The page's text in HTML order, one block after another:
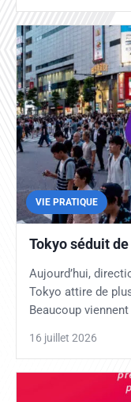
VIE PRATIQUE
Tokyo séduit
Aujourd’hui,
Tokyo attire de
Beaucoup
16 juillet 2026